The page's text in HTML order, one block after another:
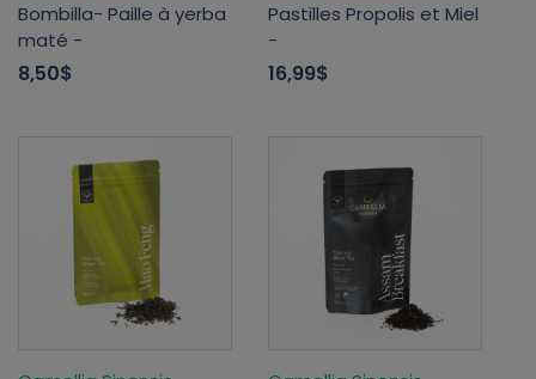
Bombilla- Paille à yerba
maté -
8,50$
Pastilles Propolis et Miel
-
16,99$